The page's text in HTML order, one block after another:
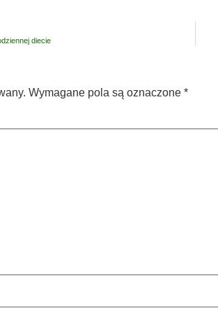
diecie
Wymagane pola są oznaczone *